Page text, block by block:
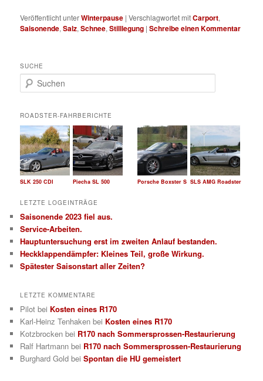
Veröffentlicht unterWinterpause |Verschlagwortet mitCarport,
Saisonende,Salz,Schnee,Stilllegung |Schreibe einen Kommentar
SUCHE
u
h
e
n
ROADSTER-FAHRBERICHTE
SLK 250 CDI SLS AMG Roadster
Piecha SL 500 Porsche Boxster S
LETZTE LOGEINTRÄGE
Saisonende 2023 fiel aus.
Service-Arbeiten.
Hauptuntersuchung erst im zweiten Anlauf bestanden.
Heckklappendämpfer: Kleines Teil, große Wirkung.
Spätester Saisonstart aller Zeiten?
LETZTE KOMMENTARE
Pilot bei Kosten eines R170
Karl-Heinz Tenhaken bei Kosten eines R170
Kotzbrocken bei R170 nach Sommersprossen-Restaurierung
Ralf Hartmann bei R170 nach Sommersprossen-Restaurierung
Burghard Gold beiSpontan die HU gemeistert